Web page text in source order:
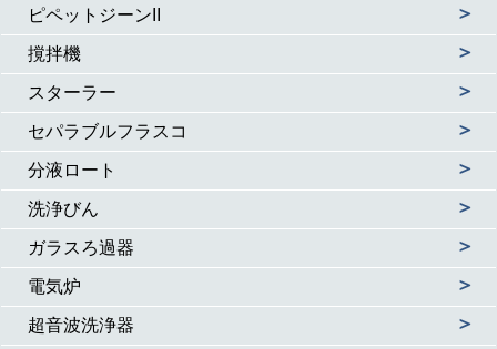
ピペットジーンII ＞
撹拌機 ＞
スターラー ＞
セパラブルフラスコ ＞
分液ロート ＞
洗浄びん ＞
ガラスろ過器 ＞
電気炉 ＞
超音波洗浄器 ＞